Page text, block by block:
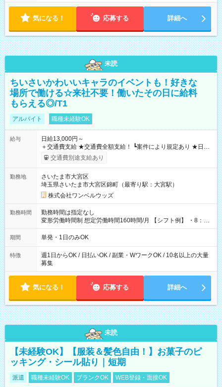
気になる！ 応募する 詳細へ
未読
ちいさいかわいいキャラのイベントも！好きな
場所で働ける☆来社不要！働いたその日に給料
もらえる◎/T1
アルバイト 職種未経験OK
給与
日給13,000円～
＋交通費支給 ★交通費全額支給！ ┗案件により規定あり ★日払
いOK！（規定あり） ┗働いたその日に現金GET♪ お仕事後はコ
ンビニATMから 日払い分を引き落とせます！ 【試用期間】試
交通費別途支給あり
勤務地
さいたま市大宮区
埼玉県さいたま市大宮区錦町（最寄り駅：大宮駅）
株式会社ワンベルウッズ
勤務時間
勤務時間は指定なし
変形労働時間制 想定労働時間160時間/月 【シフト例】 ・8：00
～21：00
期間 単発・1日のみOK
特徴
週1日からOK / 日払いOK / 副業・WワークOK / 10名以上の大量
募集
気になる！ 応募する 詳細へ
未読
【未経験OK】【服装＆髪色自由！】お菓子のピ
ッキング・シール貼り｜短期
派遣 職種未経験OK ブランクOK WEB登録・面接OK